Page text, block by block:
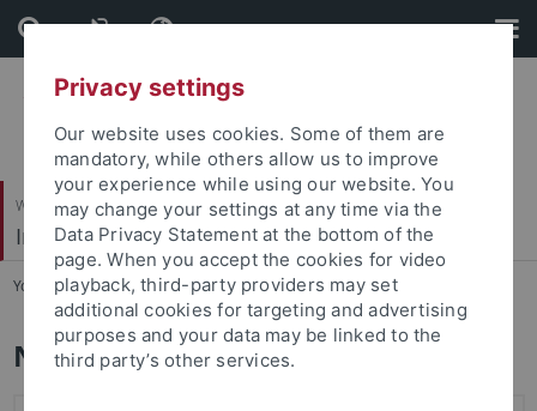
Skip
to
content
Skip
to
footer
Wirtschafts- und Sozialwissenschaftliche Fakultät
Institut für Rechtsextremismusforschung (IRex)
You are here: Startseite ... Aktuell
Nachrichtenarchiv
Privacy settings
Our website uses cookies. Some of them are
mandatory, while others allow us to improve
your experience while using our website. You
may change your settings at any time via the
Data Privacy Statement at the bottom of the
page. When you accept the cookies for video
playback, third-party providers may set
additional cookies for targeting and advertising
purposes and your data may be linked to the
third party’s other services.